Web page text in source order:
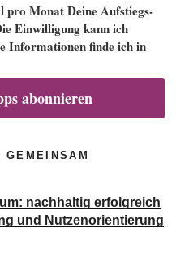
pro Monat Deine Aufstiegs-
Einwilligung kann ich
Informationen finde ich in
abonnieren
nachhaltig erfolgreich
und Nutzenorientierung